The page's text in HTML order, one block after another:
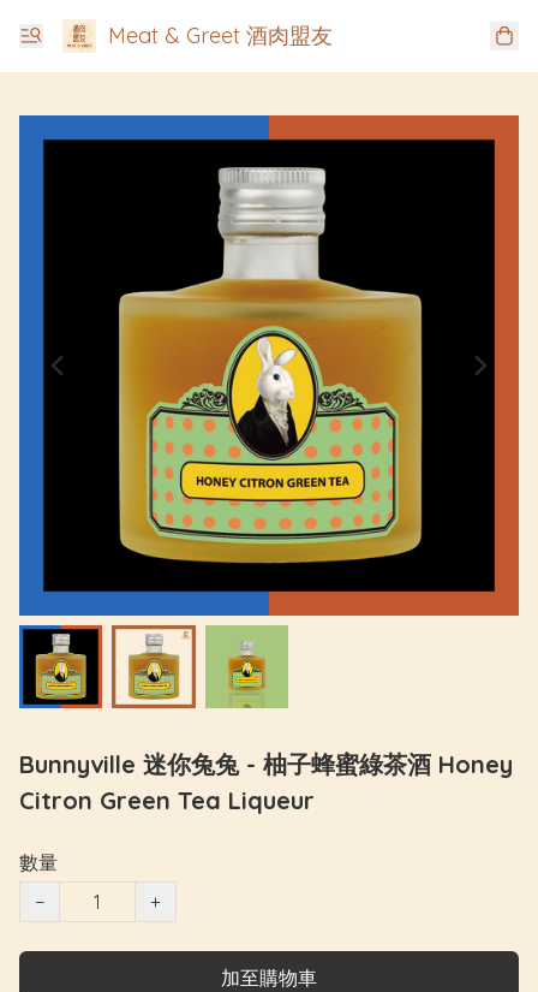
Meat & Greet 酒肉盟友
Bunnyville 迷你兔兔 - 柚子蜂蜜綠茶酒 Honey
Citron Green Tea Liqueur
數量
−
+
加至購物車